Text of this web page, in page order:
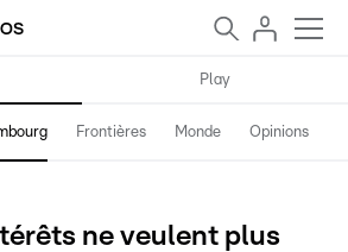
Play
Frontières Monde Opinions
ne veulent plus